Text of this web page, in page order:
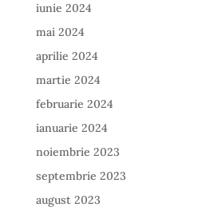
iunie 2024
mai 2024
aprilie 2024
martie 2024
februarie 2024
ianuarie 2024
noiembrie 2023
septembrie 2023
august 2023